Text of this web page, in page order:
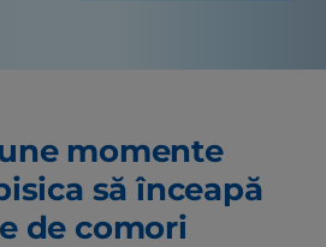
momente
să înceapă
de comori